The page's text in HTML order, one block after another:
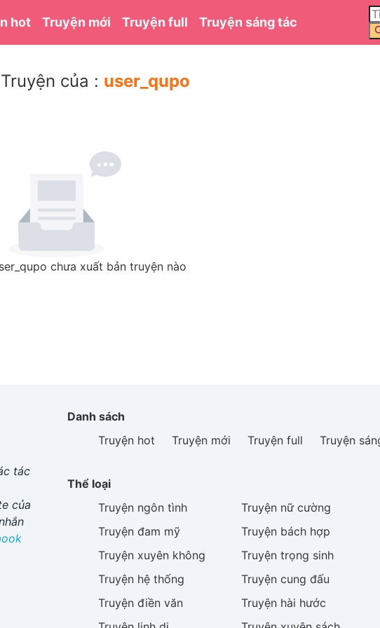
hot Truyện mới Truyện full Truyện sáng tác
Truyện của : user_qupo
chưa xuất bản truyện nào
tác
của
Danh sách
Truyện hot
Truyện mới Truyện full Truyện
Thể loại
Truyện ngôn tình Truyện nữ cường
Truyệnđam mỹ Truyện bách hợp
Truyện xuyên không Truyện trọng sinh
Truyện hệ thống Truyện cung đấu
Truyệnđiền văn Truyện hài hước